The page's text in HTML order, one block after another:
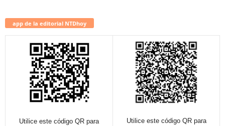
app de la editorial NTDhoy
Utilice este código QR para
Utilice este código QR para